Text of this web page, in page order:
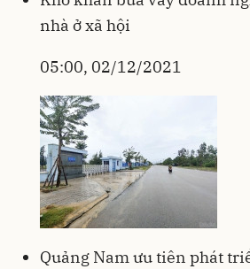
nhà ở xã hội
05:00, 02/12/2021
Quảng Nam ưu tiên phát